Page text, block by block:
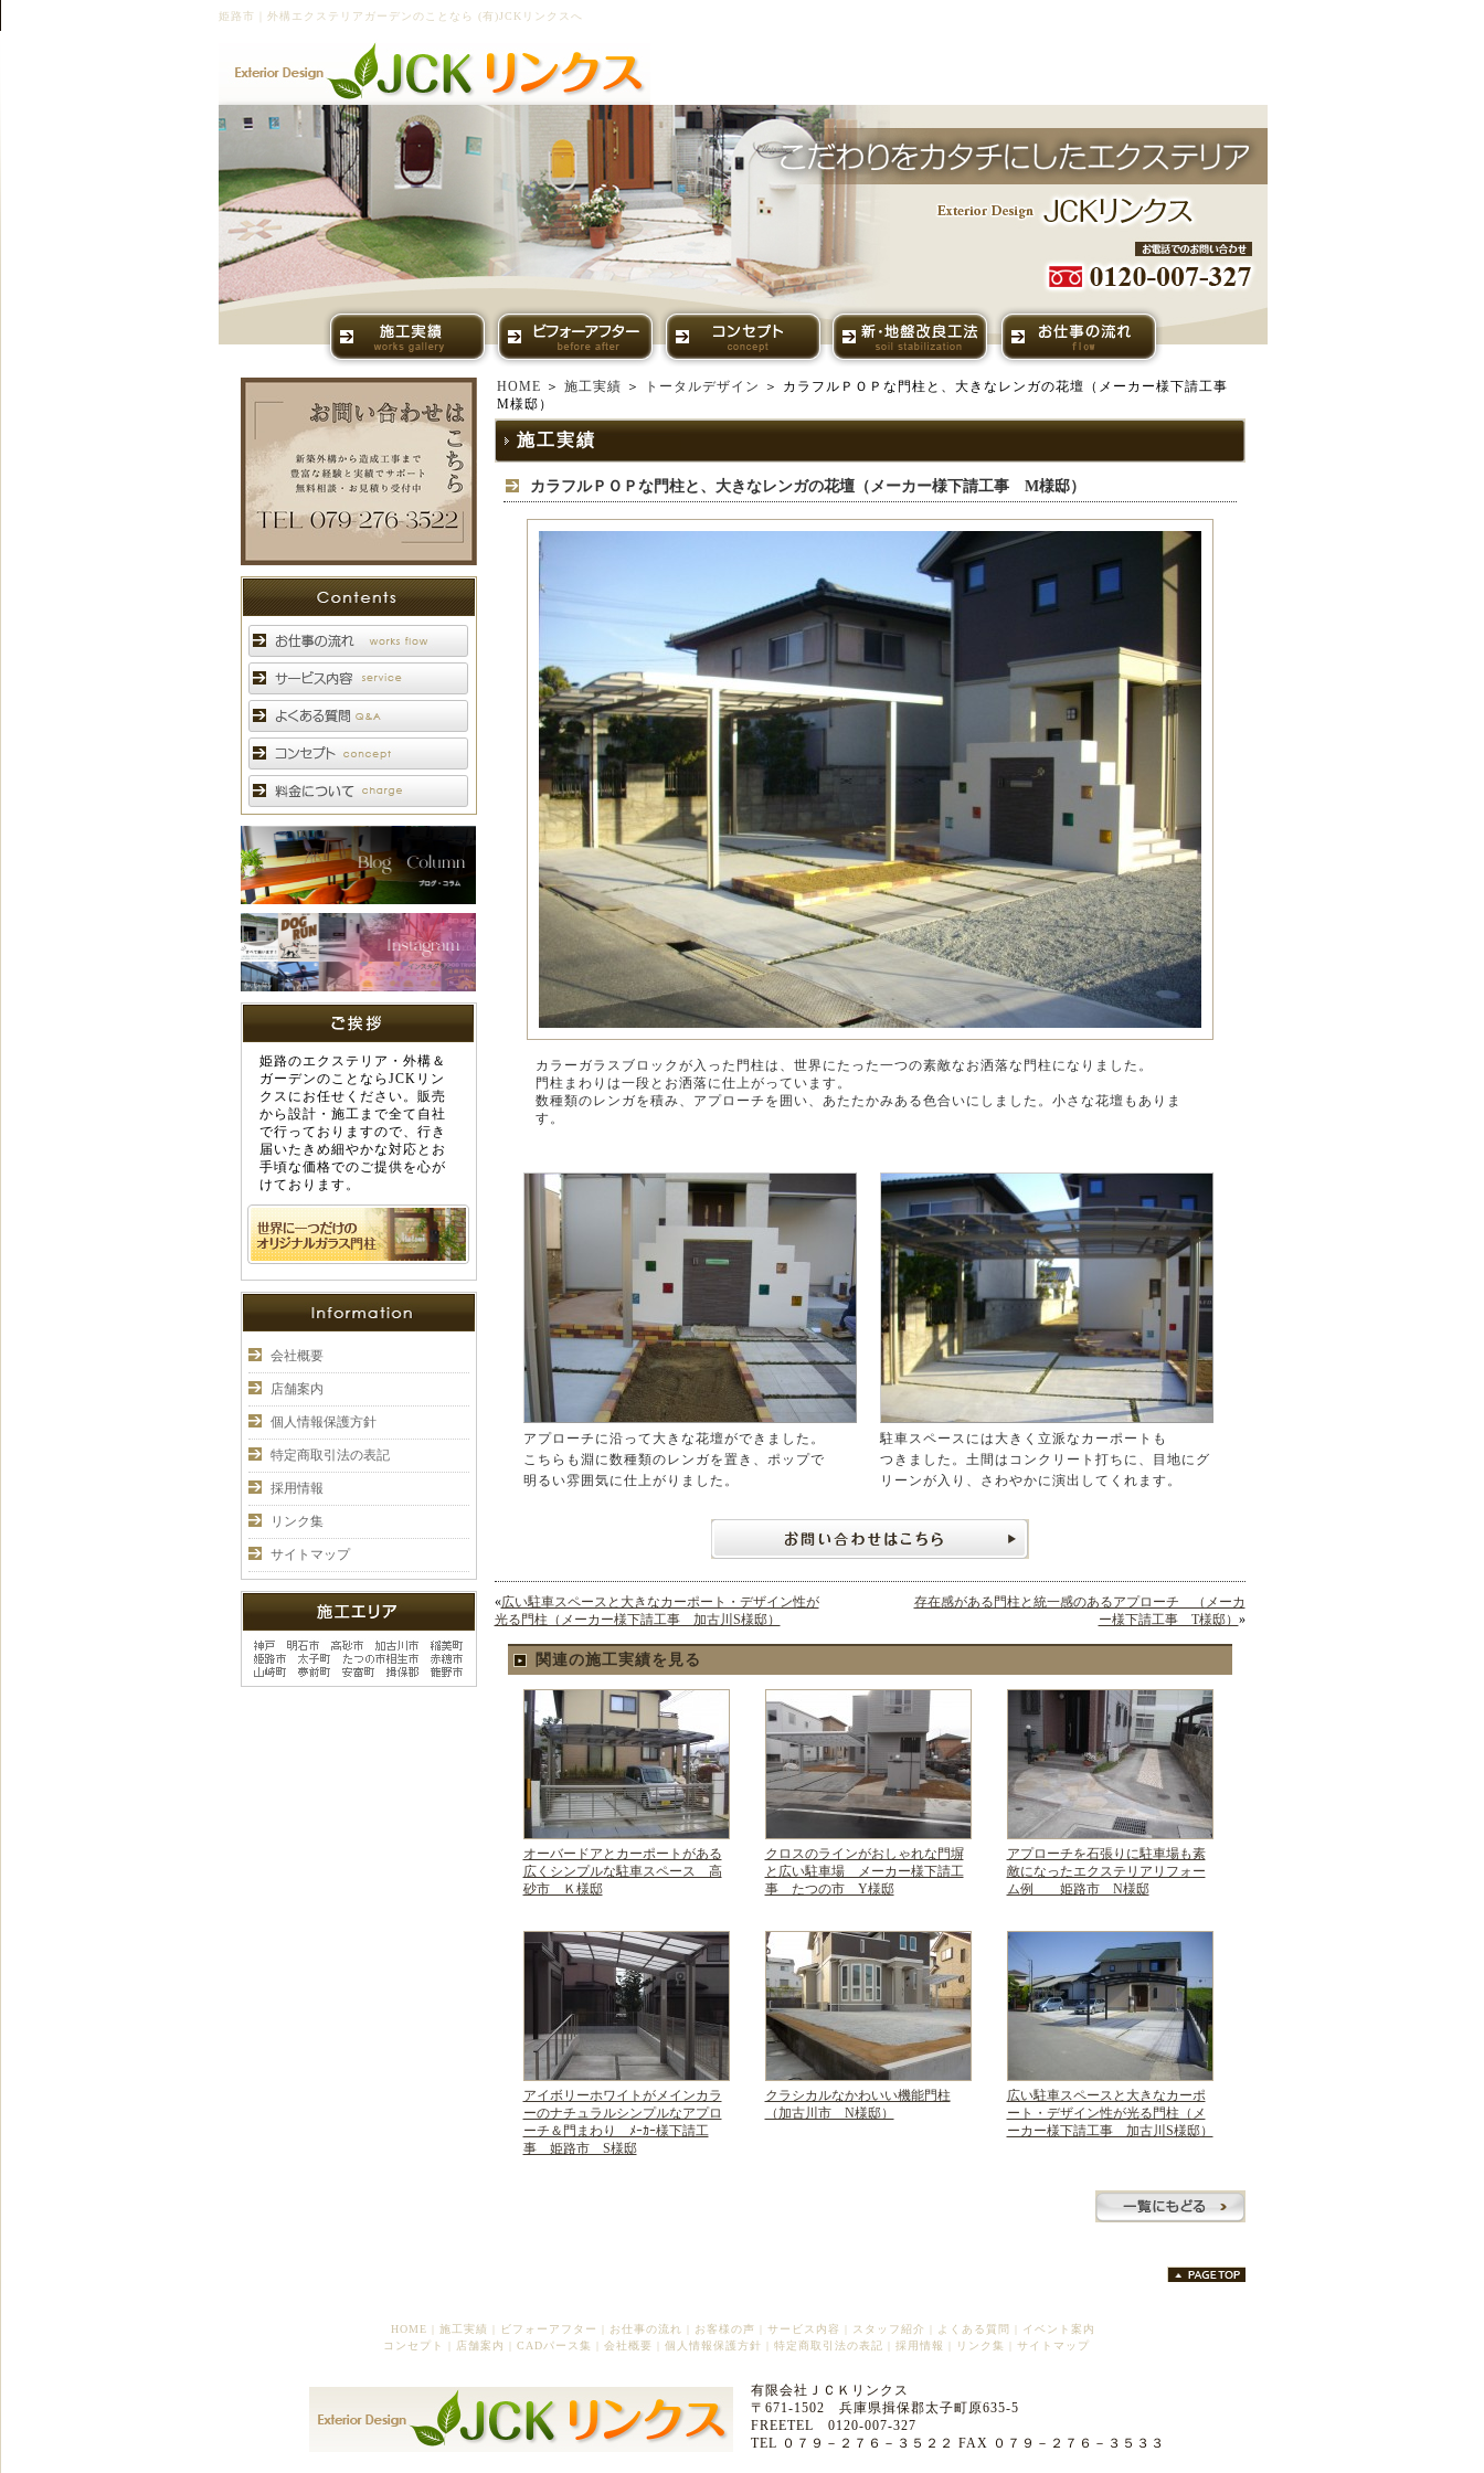
姫路市｜外構エクステリアガーデンのことなら (有)JCKリンクスへ
HOME ＞ 施工実績 ＞ トータルデザイン
＞ カラフルＰＯＰな門柱と、大きなレンガの花壇（メーカー様下請工事
M様邸）
施工実績
カラフルＰＯＰな門柱と、大きなレンガの花壇（メーカー様下請工事 M様邸）
カラーガラスブロックが入った門柱は、世界にたった一つの素敵なお洒落な門柱になりました。
門柱まわりは一段とお洒落に仕上がっています。
数種類のレンガを積み、アプローチを囲い、あたたかみある色合いにしました。小さな花壇もありま
す。
アプローチに沿って大きな花壇ができました。
こちらも淵に数種類のレンガを置き、ポップで
明るい雰囲気に仕上がりました。
駐車スペースには大きく立派なカーポートも
つきました。土間はコンクリート打ちに、目地にグ
リーンが入り、さわやかに演出してくれます。
«広い駐車スペースと大きなカーポート・デザイン性が
光る門柱（メーカー様下請工事 加古川S様邸）
存在感がある門柱と統一感のあるアプローチ （メーカ
ー様下請工事 T様邸） »
関連の施工実績を見る
オーバードアとカーポートがある
広くシンプルな駐車スペース 高
砂市 Ｋ様邸
クロスのラインがおしゃれな門塀
と広い駐車場 メーカー様下請工
事 たつの市 Y様邸
アプローチを石張りに駐車場も素
敵になったエクステリアリフォー
ム例 姫路市 N様邸
アイボリーホワイトがメインカラ
ーのナチュラルシンプルなアプロ
ーチ＆門まわり ﾒｰｶｰ様下請工
事 姫路市 S様邸
クラシカルなかわいい機能門柱
（加古川市 N様邸）
広い駐車スペースと大きなカーポ
ート・デザイン性が光る門柱（メ
ーカー様下請工事 加古川S様邸）
姫路のエクステリア・外構＆
ガーデンのことならJCKリン
クスにお任せください。販売
から設計・施工まで全て自社
で行っておりますので、行き
届いたきめ細やかな対応とお
手頃な価格でのご提供を心が
けております。
会社概要
店舗案内
個人情報保護方針
特定商取引法の表記
採用情報
リンク集
サイトマップ
HOME | 施工実績 | ビフォーアフター | お仕事の流れ | お客様の声 | サービス内容 | スタッフ紹介 | よくある質問 | イベント案内
コンセプト
| 店舗案内 | CADパース集 | 会社概要 | 個人情報保護方針 | 特定商取引法の表記 | 採用情報 | リンク集 | サイトマップ
有限会社ＪＣＫリンクス
〒671-1502 兵庫県揖保郡太子町原635-5
FREETEL 0120-007-327
TEL ０７９－２７６－３５２２ FAX ０７９－２７６－３５３３